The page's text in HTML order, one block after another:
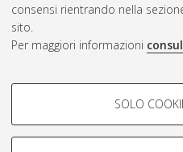
consensi rientrando nella
sito.
Per maggiori informazioni
COOKIE DI
Si tratta di cookie utilizzati per
SOLO
ISSN: 2038-7946
Impostazioni Cookie
Informativa sulla privacy
Condizioni d’uso del sito